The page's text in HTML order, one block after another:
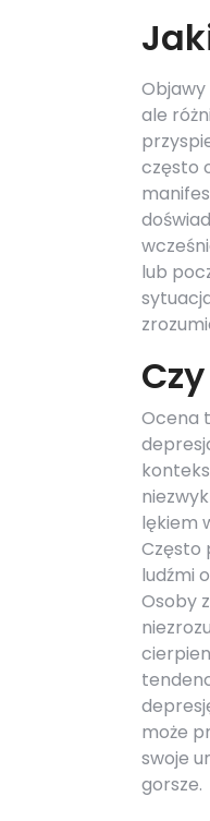
ale
często
lub
Ocena
lękiem
Często
ludźmi
Osoby
może
swoje
gorsze.